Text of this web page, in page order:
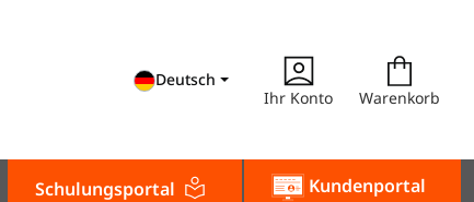
Deutsch
Ihr Konto
Warenkorb
Kundenportal
Schulungsportal